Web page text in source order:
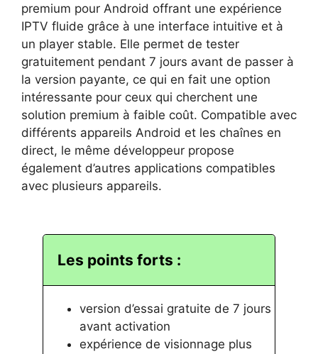
premium pour Android offrant une expérience
IPTV fluide grâce à une interface intuitive et à
un player stable. Elle permet de tester
gratuitement pendant 7 jours avant de passer à
la version payante, ce qui en fait une option
intéressante pour ceux qui cherchent une
solution premium à faible coût. Compatible avec
différents appareils Android et les chaînes en
direct, le même développeur propose
également d’autres applications compatibles
avec plusieurs appareils.
Les points forts :
version d’essai gratuite de 7 jours
avant activation
expérience de visionnage plus